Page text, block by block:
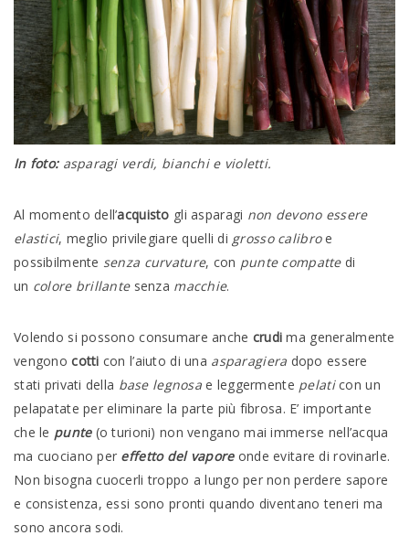
In foto:asparagi verdi, bianchi e violetti.
Al momento dell’acquisto gli asparagi non devono essere
elastici, meglio privilegiare quelli di grosso calibroe
possibilmente senza curvature, con punte compattedi
un colore brillantesenza macchie.
Volendo si possono consumare anche crudi ma generalmente
vengonocotti con l’aiuto di una asparagiera dopo essere
stati privati della base legnosae leggermente pelaticon un
pelapatate per eliminare la parte più fibrosa. E’ importante
che le punte(o turioni) non vengano mai immerse nell’acqua
ma cuociano per effetto del vaporeonde evitare di rovinarle.
Non bisogna cuocerli troppo a lungo per non perdere sapore
e consistenza, essi sono pronti quando diventano teneri ma
sono ancora sodi.